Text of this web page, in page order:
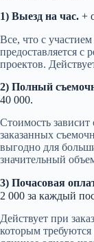
1) Выезд на час. +
Все, что с участием
предоставляется с
проектов.
2) Полный
40 000.
Стоимость зависит
заказанных
выгодно для
значительный
3) Почасовая
2 000 за каждый
Действует при
которым